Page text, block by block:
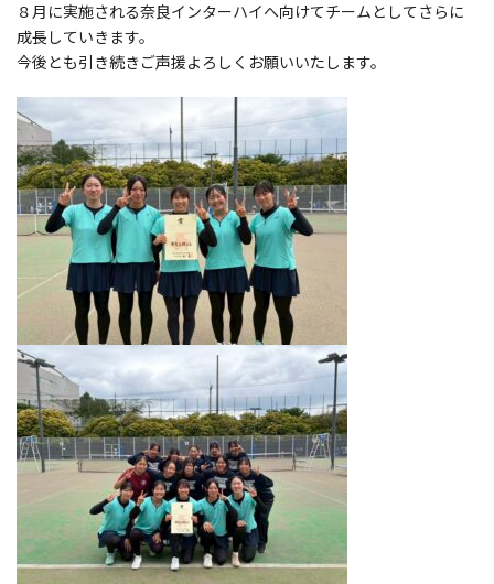
８月に実施される奈良インターハイへ向けてチームとしてさらに
成長していきます。
今後とも引き続きご声援よろしくお願いいたします。